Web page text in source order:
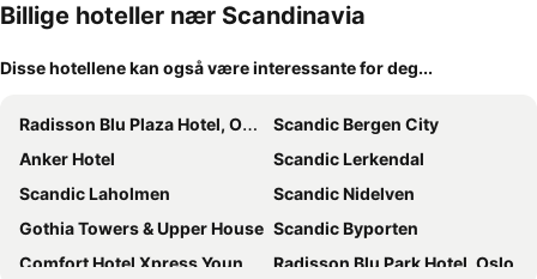
Billige hoteller nær Scandinavia
Disse hotellene kan også være interessante for deg...
Radisson Blu Plaza Hotel, Oslo
Scandic Bergen City
Anker Hotel
Scandic Lerkendal
Scandic Laholmen
Scandic Nidelven
Gothia Towers & Upper House Scandic Byporten
Comfort Hotel Xpress Youngstorget
Radisson Blu Park Hotel, Oslo